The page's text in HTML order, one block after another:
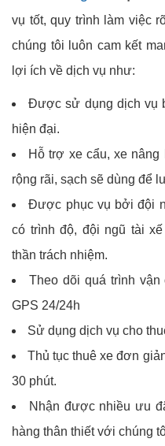
vụ tốt, quy trình làm việc
chúng tôi luôn cam kết
lợi ích về dịch vụ như:
Được sử dụng dịch vụ
hiện đại.
Hỗ trợ xe cẩu, xe
rộng rãi, sạch sẽ dùng để
Được phục vụ bởi đội
có trình độ, đội ngũ tài
thần trách nhiệm.
Theo dõi quá trình
GPS 24/24h
Sử dụng dịch vụ cho
Thủ tục thuê xe đơn
30 phút.
Nhận được nhiều ưu
hàng thân thiết với chúng